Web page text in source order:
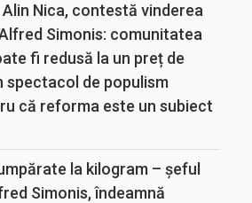
Nica, contestă vinderea
Simonis: comunitatea
fi redusă la un preț de
spectacol de populism
că reforma este un subiect
la kilogram – șeful
Simonis, îndeamnă